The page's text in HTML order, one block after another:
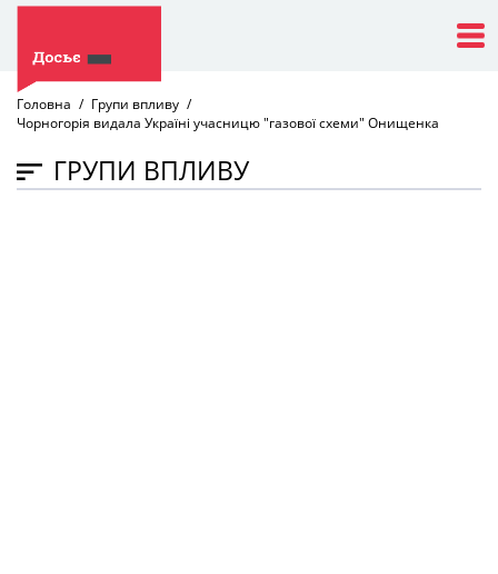
Головна
Групи впливу
Чорногорія видала Україні учасницю "газової схеми" Онищенка
ГРУПИ ВПЛИВУ